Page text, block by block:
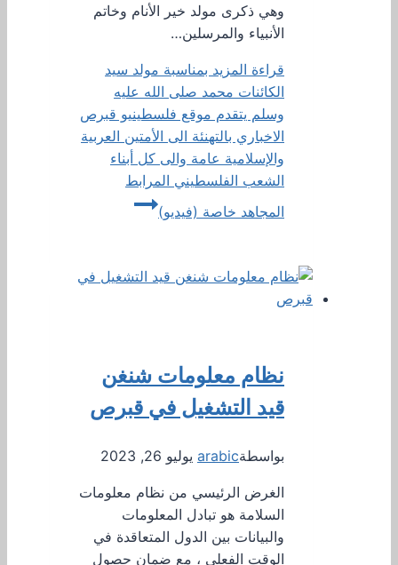
وهي ذكرى مولد خير الأنام وخاتم
الأنبياء والمرسلين…
قراءة المزيد بمناسبة مولد سيد
الكائنات محمد صلى الله عليه
وسلم يتقدم موقع فلسطينيو قبرص
الاخباري بالتهنئة الى الأمتين العربية
والإسلامية عامة والى كل أبناء
الشعب الفلسطيني المرابط
المجاهد خاصة (فيديو)
نظام معلومات شنغن
قيد التشغيل في قبرص
بواسطةarabic يوليو 26, 2023
الغرض الرئيسي من نظام معلومات
السلامة هو تبادل المعلومات
والبيانات بين الدول المتعاقدة في
الوقت الفعلي ، مع ضمان حصول